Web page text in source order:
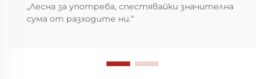
„Лесна за употреба, спестявайки значителна
сума от разходите ни.“